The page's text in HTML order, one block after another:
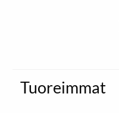
Tuoreimmat